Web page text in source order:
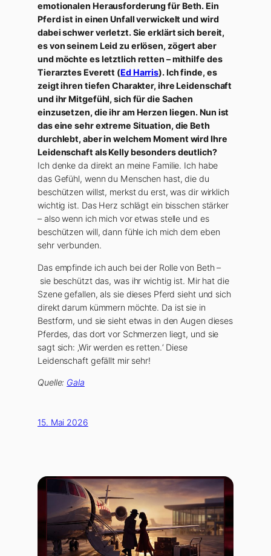
emotionalen Herausforderung für Beth. Ein
Pferd ist in einen Unfall verwickelt und wird
dabei schwer verletzt. Sie erklärt sich bereit,
es von seinem Leid zu erlösen, zögert aber
und möchte es letztlich retten – mithilfe des
Tierarztes Everett (Ed Harris). Ich finde, es
zeigt ihren tiefen Charakter, ihre Leidenschaft
und ihr Mitgefühl, sich für die Sachen
einzusetzen, die ihr am Herzen liegen. Nun ist
das eine sehr extreme Situation, die Beth
durchlebt, aber in welchem Moment wird Ihre
Leidenschaft als Kelly besonders deutlich?
Ich denke da direkt an meine Familie. Ich habe
das Gefühl, wenn du Menschen hast, die du
beschützen willst, merkst du erst, was dir wirklich
wichtig ist. Das Herz schlägt ein bisschen stärker
– also wenn ich mich vor etwas stelle und es
beschützen will, dann fühle ich mich dem eben
sehr verbunden.
Das empfinde ich auch bei der Rolle von Beth –
sie beschützt das, was ihr wichtig ist. Mir hat die
Szene gefallen, als sie dieses Pferd sieht und sich
direkt darum kümmern möchte. Da ist sie in
Bestform, und sie sieht etwas in den Augen dieses
Pferdes, das dort vor Schmerzen liegt, und sie
sagt sich: ‚Wir werden es retten.‘ Diese
Leidenschaft gefällt mir sehr!
Quelle: Gala
15. Mai 2026